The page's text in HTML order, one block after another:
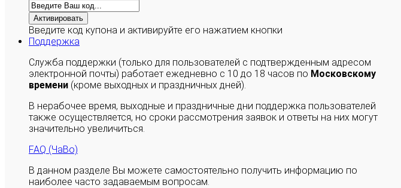
Активировать
Введите код купона и активируйте его нажатием кнопки
Поддержка
Служба поддержки (только для пользователей с подтвержденным адресом
электронной почты) работает ежедневно с 10 до 18 часов по Московскому
времени (кроме выходных и праздничных дней).
В нерабочее время, выходные и праздничные дни поддержка пользователей
также осуществляется, но сроки рассмотрения заявок и ответы на них могут
значительно увеличиться.
FAQ (ЧаВо)
В данном разделе Вы можете самостоятельно получить информацию по
наиболее часто задаваемым вопросам.